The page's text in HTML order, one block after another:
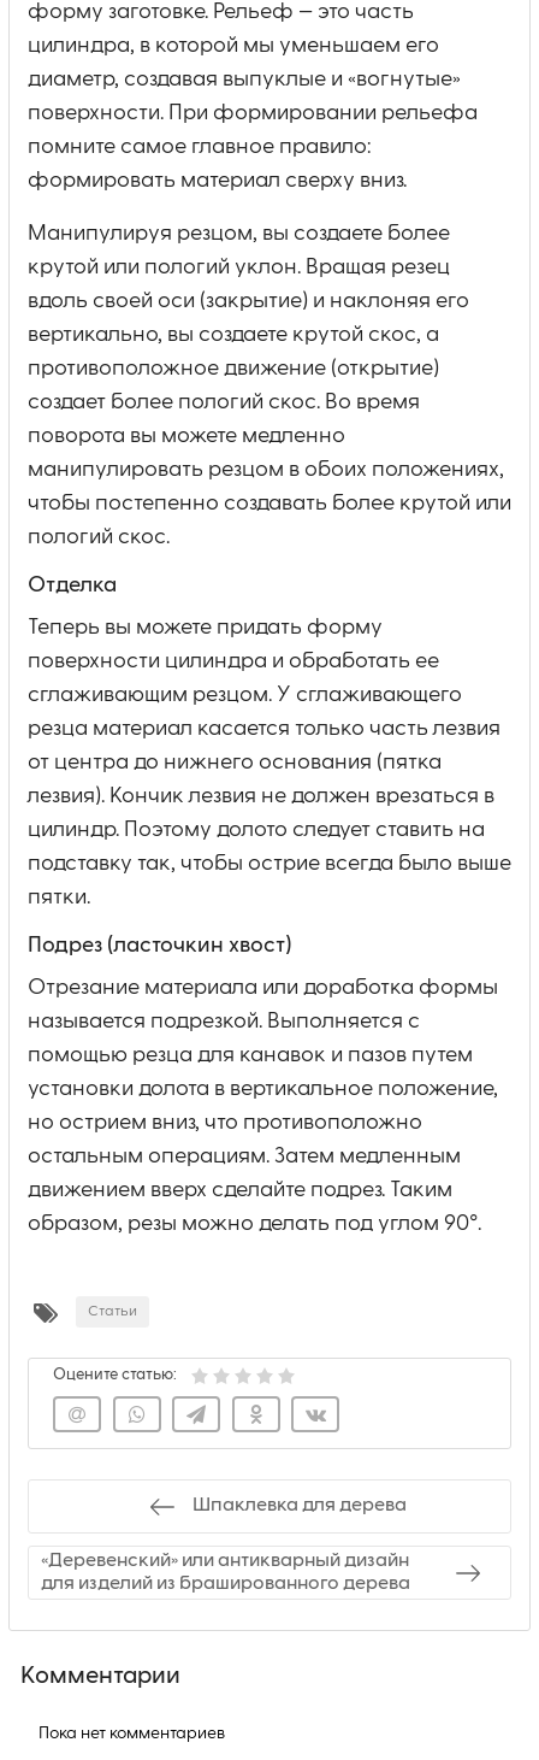
форму заготовке. Рельеф — это часть
цилиндра, в которой мы уменьшаем его
диаметр, создавая выпуклые и «вогнутые»
поверхности. При формировании рельефа
помните самое главное правило:
формировать материал сверху вниз.
Манипулируя резцом, вы создаете более
крутой или пологий уклон. Вращая резец
вдоль своей оси (закрытие) и наклоняя его
вертикально, вы создаете крутой скос, а
противоположное движение (открытие)
создает более пологий скос. Во время
поворота вы можете медленно
манипулировать резцом в обоих положениях,
чтобы постепенно создавать более крутой или
пологий скос.
Отделка
Теперь вы можете придать форму
поверхности цилиндра и обработать ее
сглаживающим резцом. У сглаживающего
резца материал касается только часть лезвия
от центра до нижнего основания (пятка
лезвия). Кончик лезвия не должен врезаться в
цилиндр. Поэтому долото следует ставить на
подставку так, чтобы острие всегда было выше
пятки.
Подрез (ласточкин хвост)
Отрезание материала или доработка формы
называется подрезкой. Выполняется с
помощью резца для канавок и пазов путем
установки долота в вертикальное положение,
но острием вниз, что противоположно
остальным операциям. Затем медленным
движением вверх сделайте подрез. Таким
образом, резы можно делать под углом 90°.
Статьи
Оцените статью:
Шпаклевка для дерева
«Деревенский» или антикварный дизайн
для изделий из брашированного дерева
Комментарии
Пока нет комментариев